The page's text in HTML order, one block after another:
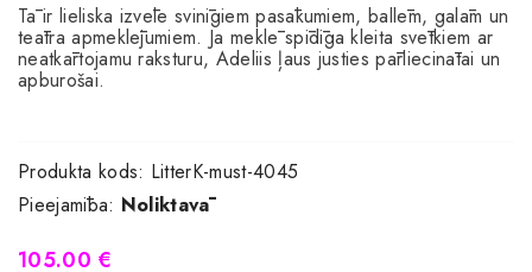
Tā ir lieliska izvēle svinīgiem pasākumiem, ballēm, galām un
teātra apmeklējumiem. Ja meklē spīdīga kleita svētkiem ar
neatkārtojamu raksturu, Adeliis ļaus justies pārliecinātai un
apburošai.
Produkta kods: LitterK-must-4045
Pieejamība: Noliktavā
105.00 €